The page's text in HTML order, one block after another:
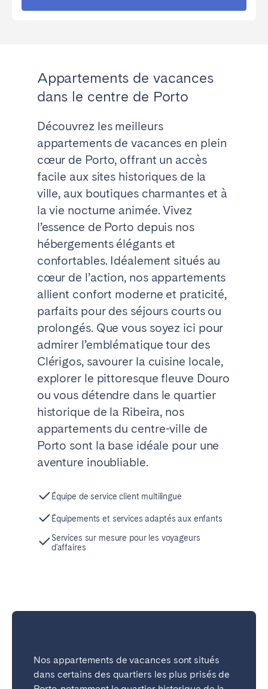
Appartements de vacances
dans le centre de Porto
Découvrez les meilleurs
appartements de vacances en plein
cœur de Porto, offrant un accès
facile aux sites historiques de la
ville, aux boutiques charmantes et à
la vie nocturne animée. Vivez
l’essence de Porto depuis nos
hébergements élégants et
confortables. Idéalement situés au
cœur de l’action, nos appartements
allient confort moderne et praticité,
parfaits pour des séjours courts ou
prolongés. Que vous soyez ici pour
admirer l’emblématique tour des
Clérigos, savourer la cuisine locale,
explorer le pittoresque fleuve Douro
ou vous détendre dans le quartier
historique de la Ribeira, nos
appartements du centre-ville de
Porto sont la base idéale pour une
aventure inoubliable.
Nos appartements de vacances sont situés
dans certains des quartiers les plus prisés de
Équipe de service client multilingue
Équipements et services adaptés aux enfants
Services sur mesure pour les voyageurs
d'affaires